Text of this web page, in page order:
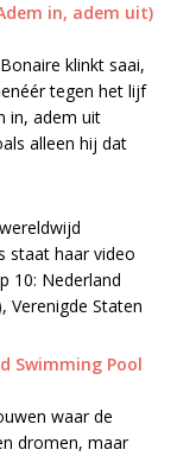
in, adem uit)
klinkt saai,
tegen het lijf
in, adem uit
alleen hij dat
staat haar video
10: Nederland
Verenigde Staten
Swimming Pool
waar de
dromen, maar